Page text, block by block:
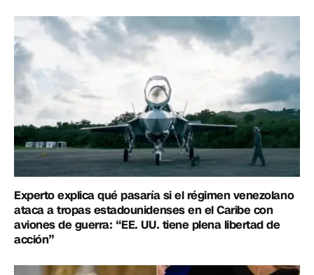
Experto explica qué pasaría si el régimen venezolano
ataca a tropas estadounidenses en el Caribe con
aviones de guerra: “EE. UU. tiene plena libertad de
acción”